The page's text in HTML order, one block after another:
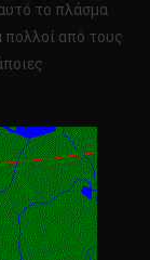
το πλάσμα
πολλοί από τους